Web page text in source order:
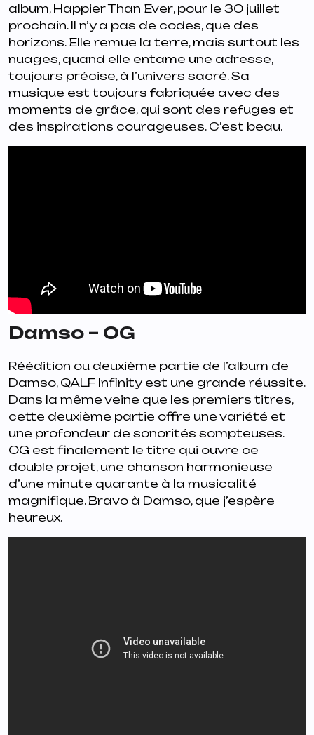
album, Happier Than Ever, pour le 30 juillet
prochain. Il n’y a pas de codes, que des
horizons. Elle remue la terre, mais surtout les
nuages, quand elle entame une adresse,
toujours précise, à l’univers sacré. Sa
musique est toujours fabriquée avec des
moments de grâce, qui sont des refuges et
des inspirations courageuses. C’est beau.
Damso – OG
Réédition ou deuxième partie de l’album de
Damso, QALF Infinity est une grande réussite.
Dans la même veine que les premiers titres,
cette deuxième partie offre une variété et
une profondeur de sonorités sompteuses.
OG est finalement le titre qui ouvre ce
double projet, une chanson harmonieuse
d’une minute quarante à la musicalité
magnifique. Bravo à Damso, que j’espère
heureux.